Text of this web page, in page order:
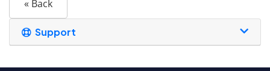
« Back
Support